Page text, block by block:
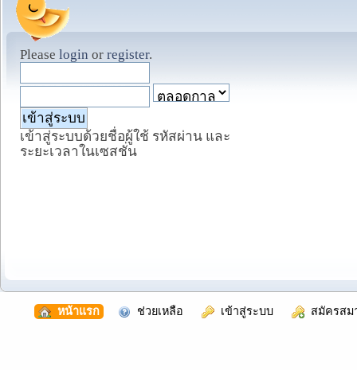
Please login or register.
เข้าสู่ระบบด้วยชื่อผู้ใช้ รหัสผ่าน และ
ระยะเวลาในเซสชั่น
หน้าแรก ช่วยเหลือ เข้าสู่ระบบ สมัครสม